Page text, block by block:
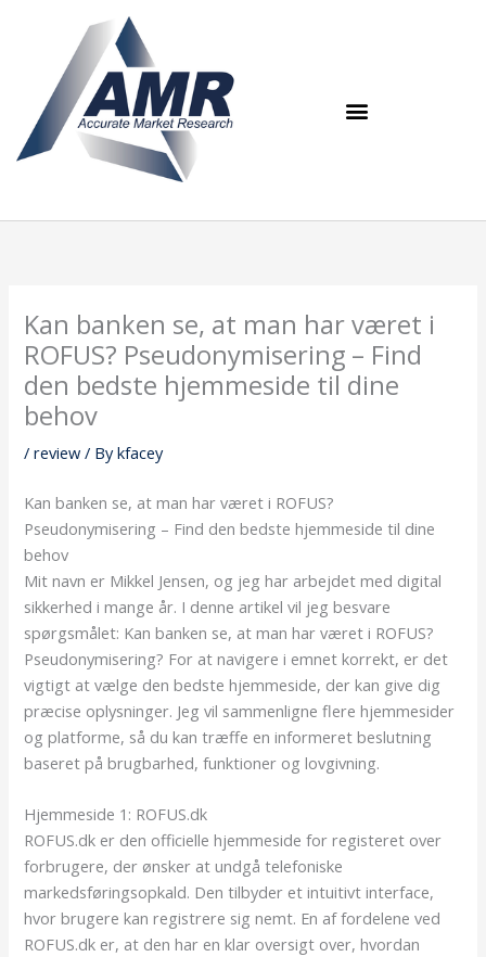
Kan banken se, at man har været i
ROFUS? Pseudonymisering – Find
den bedste hjemmeside til dine
behov
/review / Bykfacey
Kan banken se, at man har været i ROFUS?
Pseudonymisering – Find den bedste hjemmeside til dine
behov
Mit navn er Mikkel Jensen, og jeg har arbejdet med digital
sikkerhed i mange år. I denne artikel vil jeg besvare
spørgsmålet: Kan banken se, at man har været i ROFUS?
Pseudonymisering? For at navigere i emnet korrekt, er det
vigtigt at vælge den bedste hjemmeside, der kan give dig
præcise oplysninger. Jeg vil sammenligne flere hjemmesider
og platforme, så du kan træffe en informeret beslutning
baseret på brugbarhed, funktioner og lovgivning.
Hjemmeside 1: ROFUS.dk
ROFUS.dk er den officielle hjemmeside for registeret over
forbrugere, der ønsker at undgå telefoniske
markedsføringsopkald. Den tilbyder et intuitivt interface,
hvor brugere kan registrere sig nemt. En af fordelene ved
ROFUS.dk er, at den har en klar oversigt over, hvordan